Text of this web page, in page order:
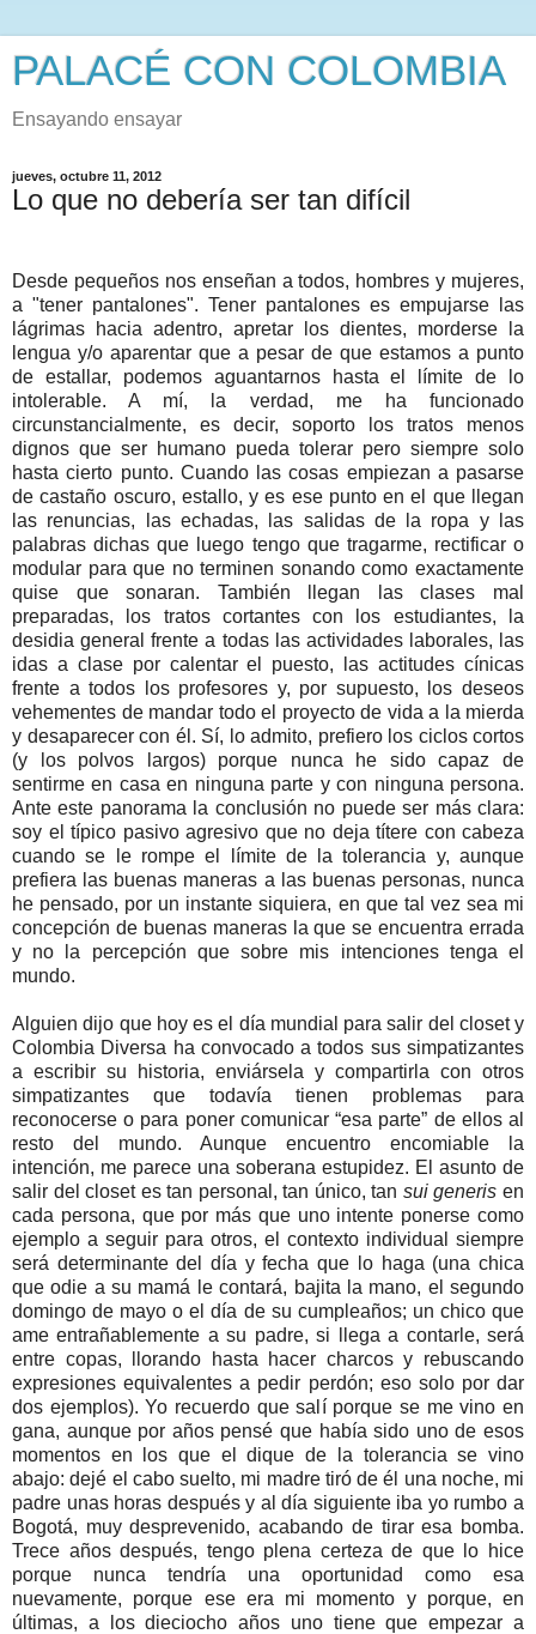
PALACÉ CON COLOMBIA
Ensayando ensayar
jueves, octubre 11, 2012
Lo que no debería ser tan difícil
Desde pequeños nos enseñan a todos, hombres y mujeres,
a "tener pantalones". Tener pantalones es empujarse las
lágrimas hacia adentro, apretar los dientes, morderse la
lengua y/o aparentar que a pesar de que estamos a punto
de estallar, podemos aguantarnos hasta el límite de lo
intolerable. A mí, la verdad, me ha funcionado
circunstancialmente, es decir, soporto los tratos menos
dignos que ser humano pueda tolerar pero siempre solo
hasta cierto punto. Cuando las cosas empiezan a pasarse
de castaño oscuro, estallo, y es ese punto en el que llegan
las renuncias, las echadas, las salidas de la ropa y las
palabras dichas que luego tengo que tragarme, rectificar o
modular para que no terminen sonando como exactamente
quise que sonaran. También llegan las clases mal
preparadas, los tratos cortantes con los estudiantes, la
desidia general frente a todas las actividades laborales, las
idas a clase por calentar el puesto, las actitudes cínicas
frente a todos los profesores y, por supuesto, los deseos
vehementes de mandar todo el proyecto de vida a la mierda
y desaparecer con él. Sí, lo admito, prefiero los ciclos cortos
(y los polvos largos) porque nunca he sido capaz de
sentirme en casa en ninguna parte y con ninguna persona.
Ante este panorama la conclusión no puede ser más clara:
soy el típico pasivo agresivo que no deja títere con cabeza
cuando se le rompe el límite de la tolerancia y, aunque
prefiera las buenas maneras a las buenas personas, nunca
he pensado, por un instante siquiera, en que tal vez sea mi
concepción de buenas maneras la que se encuentra errada
y no la percepción que sobre mis intenciones tenga el
mundo.
Alguien dijo que hoy es el día mundial para salir del closet y
Colombia Diversa ha convocado a todos sus simpatizantes
a escribir su historia, enviársela y compartirla con otros
simpatizantes que todavía tienen problemas para
reconocerse o para poner comunicar “esa parte” de ellos al
resto del mundo. Aunque encuentro encomiable la
intención, me parece una soberana estupidez. El asunto de
salir del closet es tan personal, tan único, tan sui generis en
cada persona, que por más que uno intente ponerse como
ejemplo a seguir para otros, el contexto individual siempre
será determinante del día y fecha que lo haga (una chica
que odie a su mamá le contará, bajita la mano, el segundo
domingo de mayo o el día de su cumpleaños; un chico que
ame entrañablemente a su padre, si llega a contarle, será
entre copas, llorando hasta hacer charcos y rebuscando
expresiones equivalentes a pedir perdón; eso solo por dar
dos ejemplos). Yo recuerdo que salí porque se me vino en
gana, aunque por años pensé que había sido uno de esos
momentos en los que el dique de la tolerancia se vino
abajo: dejé el cabo suelto, mi madre tiró de él una noche, mi
padre unas horas después y al día siguiente iba yo rumbo a
Bogotá, muy desprevenido, acabando de tirar esa bomba.
Trece años después, tengo plena certeza de que lo hice
porque nunca tendría una oportunidad como esa
nuevamente, porque ese era mi momento y porque, en
últimas, a los dieciocho años uno tiene que empezar a